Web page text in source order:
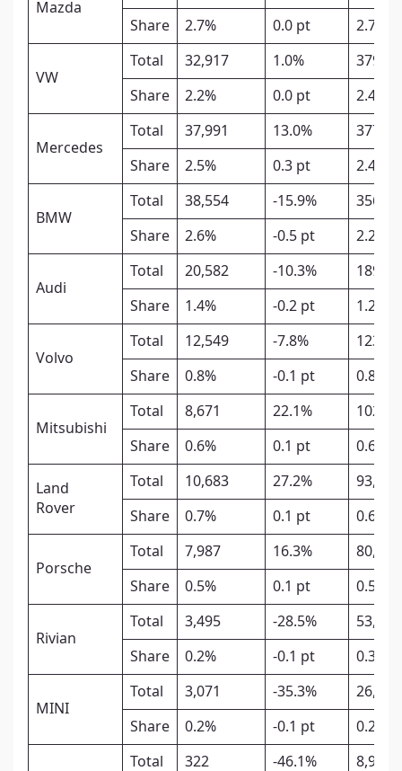
Mazda
Share
2.7% 0.0 pt 2.7%
VW
Total 32,917 1.0%
Share 2.2% 0.0 pt 2.4%
Mercedes
Total 37,991 13.0%
Share 2.5% 0.3 pt 2.4%
BMW
Total 38,554 -15.9%
Share 2.6% -0.5 pt 2.2%
Audi
Total 20,582 -10.3%
Share 1.4% -0.2 pt 1.2%
Volvo
Total 12,549 -7.8%
Share 0.8% -0.1 pt 0.8%
Mitsubishi
Total 8,671 22.1%
Share 0.6% 0.1 pt 0.6%
Land
Rover
Total 10,683 27.2% 93,975
Share 0.7% 0.1 pt 0.6%
Porsche
Total 7,987 16.3% 80,272
Share 0.5% 0.1 pt 0.5%
Rivian
Total 3,495 -28.5% 53,451
Share 0.2% -0.1 pt 0.3%
MINI
Total 3,071 -35.3% 26,536
Share 0.2% -0.1 pt 0.2%
Total 322 -46.1% 8,997